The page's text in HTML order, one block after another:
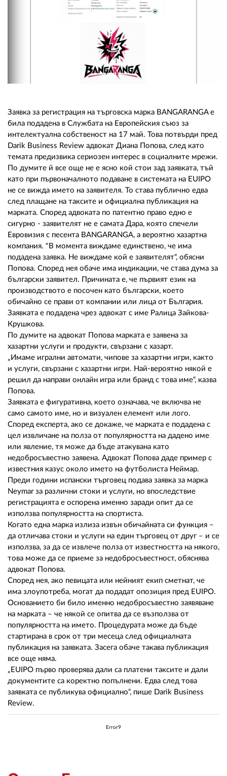
Заявка за регистрация на търговска марка BANGARANGA е
била подадена в Службата на Европейския съюз за
интелектуална собственост на 17 май. Това потвърди пред
Darik Business Review адвокат Диана Попова, след като
темата предизвика сериозен интерес в социалните мрежи.
По думите й все още не е ясно кой стои зад заявката, тъй
като при първоначалното подаване в системата на EUIPO
не се вижда името на заявителя. То става публично едва
след плащане на таксите и официална публикация на
марката. Според адвоката по патентно право едно е
сигурно - заявителят не е самата Дара, която спечели
Евровизия с песента BANGARANGA, а вероятно хазартна
компания. "В момента виждаме единствено, че има
подадена заявка. Не виждаме кой е заявителят“, обясни
Попова. Според нея обаче има индикации, че става дума за
български заявител. Причината е, че първият език на
производството е посочен като български, което
обичайно се прави от компании или лица от България.
Заявката е подадена чрез адвокат с име Ралица Зайкова-
Крушкова.
По думите на адвокат Попова марката е заявена за
хазартни услуги и продукти, свързани с хазарт.
„Имаме игрални автомати, чипове за хазартни игри, както
и услуги, свързани с хазартни игри. Най-вероятно някой е
решил да направи онлайн игра или бранд с това име“, казва
Попова.
Заявката е фигуративна, което означава, че включва не
само самото име, но и визуален елемент или лого.
Според експерта, ако се докаже, че марката е подадена с
цел извличане на полза от популярността на дадено име
или явление, тя може да бъде атакувана като
недобросъвестно заявена. Адвокат Попова даде пример с
известния казус около името на футболиста Неймар.
Преди години испански търговец подава заявка за марка
Neymar за различни стоки и услуги, но впоследствие
регистрацията е оспорена именно заради опит да се
използва популярността на спортиста.
Когато една марка излиза извън обичайната си функция –
да отличава стоки и услуги на един търговец от друг – и се
използва, за да се извлече полза от известността на някого,
това може да се приеме за недобросъвестност, обяснява
адвокат Попова.
Според нея, ако певицата или нейният екип сметнат, че
има злоупотреба, могат да подадат опозиция пред EUIPO.
Основанието би било именно недобросъвестно заявяване
на марката – че някой се опитва да се възползва от
популярността на името. Процедурата може да бъде
стартирана в срок от три месеца след официалната
публикация на заявката. Засега обаче такава публикация
все още няма.
„EUIPO първо проверява дали са платени таксите и дали
документите са коректно попълнени. Едва след това
заявката се публикува официално“, пише Darik Business
Review.
Error9
УСЛОВИЯ ЗА ПОЛЗВАНЕ
ПОЛИТИКА ЗА БИСКВИТКИТЕ
ПОЛИТИКАТА ЗА
ПОВЕРИТЕЛНОСТ